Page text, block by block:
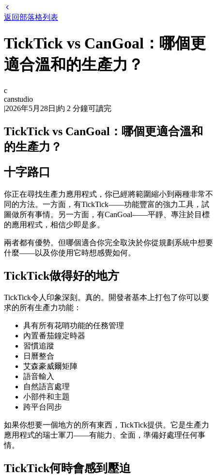
返回部落格列表
TickTick vs CanGoal：哪個更
適合溫和的生產力？
c
canstudio
|2026年5月28日 |約 2 分鐘可讀完
TickTick vs CanGoal：哪個更適合溫和
的生產力？
十字路口
你正在尋找生產力應用程式，你已經將範圍縮小到兩種非常不
同的方法。一方面，有TickTick——功能豐富的強力工具，試
圖做所有事情。另一方面，有CanGoal——平靜、專注於目標
的應用程式，相信少即是多。
兩者都有優勢。但哪個適合你完全取決於你從規劃系統中想要
什麼——以及你使用它時想感覺如何。
TickTick做得好的地方
TickTick令人印象深刻。真的。開發者基本上打包了你可以要
求的所有生產力功能：
具有所有花哨功能的任務管理
內置番茄鐘定時器
習慣追蹤
日曆整合
艾森豪威爾矩陣
語音輸入
自然語言處理
小部件和主題
跨平台同步
如果你想要一個地方的所有東西，TickTick提供。它是生產力
應用程式的瑞士軍刀——有能力、全面，準備好處理任何事
情。
TickTick何時會感到壓迫